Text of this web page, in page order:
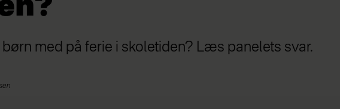
børn med på ferie i skoletiden? Læs panelets svar.